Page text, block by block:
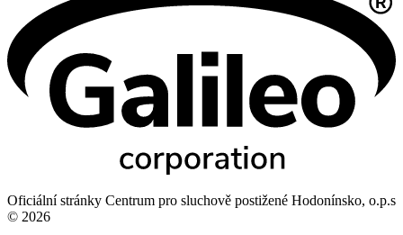
Oficiální stránky Centrum pro sluchově postižené Hodonínsko, o.p.s
© 2026